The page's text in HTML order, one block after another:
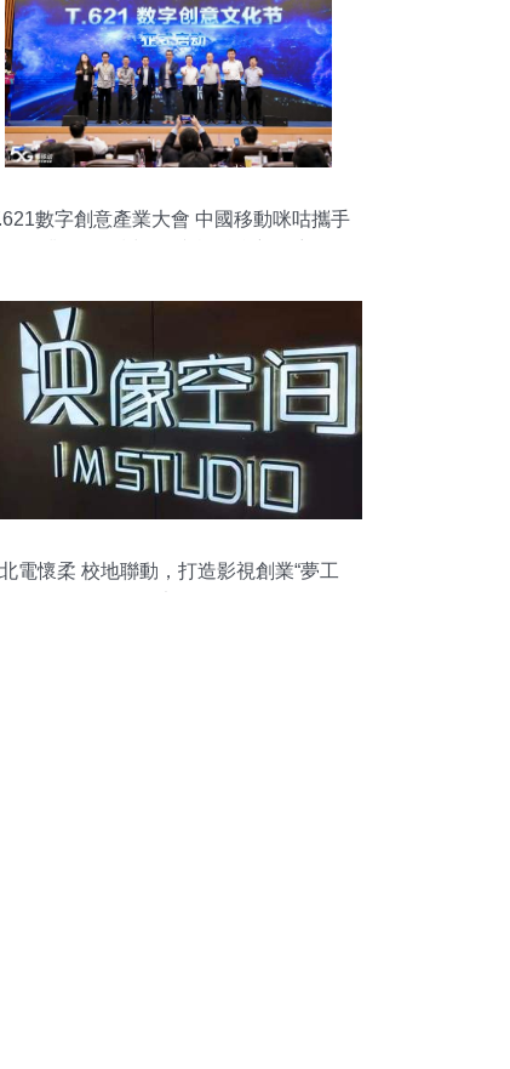
數字創意產業大會 中國移動咪咕攜手
北電懷柔 校地聯動，打造影視創業“夢工